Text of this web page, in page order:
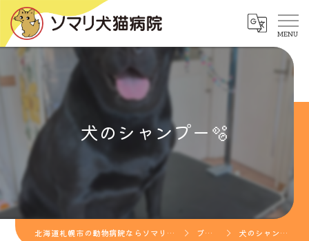
犬のシャンプー🫧
北海道札幌市の動物病院ならソマリ犬猫病院 ブログ 犬のシャンプー🫧